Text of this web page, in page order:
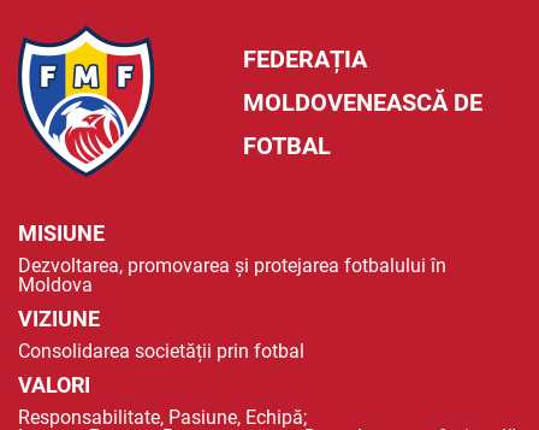
FEDERAȚIA
MOLDOVENEASCĂ DE
FOTBAL
MISIUNE
Dezvoltarea, promovarea și protejarea fotbalului în
Moldova
VIZIUNE
Consolidarea societății prin fotbal
VALORI
Responsabilitate, Pasiune, Echipă;